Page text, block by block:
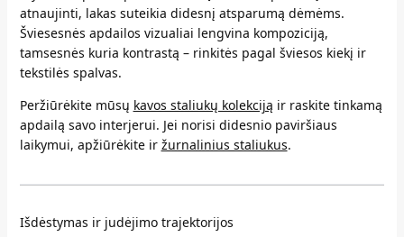
atnaujinti, lakas suteikia didesnį atsparumą dėmėms.
Šviesesnės apdailos vizualiai lengvina kompoziciją,
tamsesnės kuria kontrastą – rinkitės pagal šviesos kiekį ir
tekstilės spalvas.
Peržiūrėkite mūsų kavos staliukų kolekciją ir raskite tinkamą
apdailą savo interjerui. Jei norisi didesnio paviršiaus
laikymui, apžiūrėkite ir žurnalinius staliukus.
Išdėstymas ir judėjimo trajektorijos